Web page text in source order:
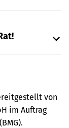
von
im Auftrag